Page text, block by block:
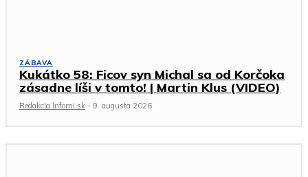
ZÁBAVA
Kukátko 58: Ficov syn Michal sa od Korčoka
zásadne líši v tomto! | Martin Klus (VIDEO)
Redakcia Infomi.sk - 9. augusta 2026